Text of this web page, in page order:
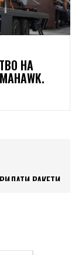
НА
РАКЕТИ
ЕЛИТ ЗА